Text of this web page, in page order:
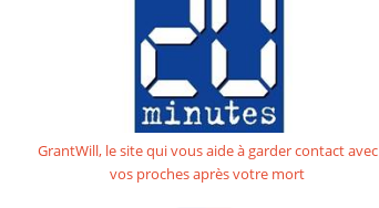
GrantWill, le site qui vous aide à garder contact avec
vos proches après votre mort